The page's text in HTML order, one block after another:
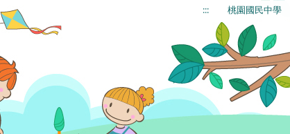
::: 桃園國民中學